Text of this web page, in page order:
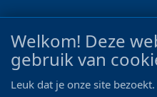
Ootmarsumseweg 125a
Welkom! Deze
gebruik van
Leuk dat je onze site